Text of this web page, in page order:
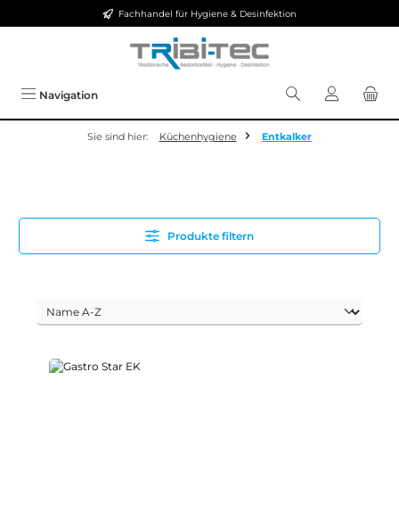
Zum Hauptinhalt springenFachhandel für Hygiene & Desinfektion
Navigation
Sie sind hier: Küchenhygiene Entkalker
Produkte filtern